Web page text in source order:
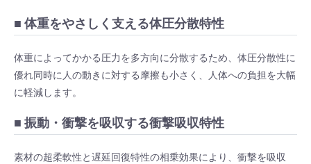
■ 体重をやさしく支える体圧分散特性
体重によってかかる圧力を多方向に分散するため、体圧分散性に
優れ同時に人の動きに対する摩擦も小さく、人体への負担を大幅
に軽減します。
■ 振動・衝撃を吸収する衝撃吸収特性
素材の超柔軟性と遅延回復特性の相乗効果により、衝撃を吸収